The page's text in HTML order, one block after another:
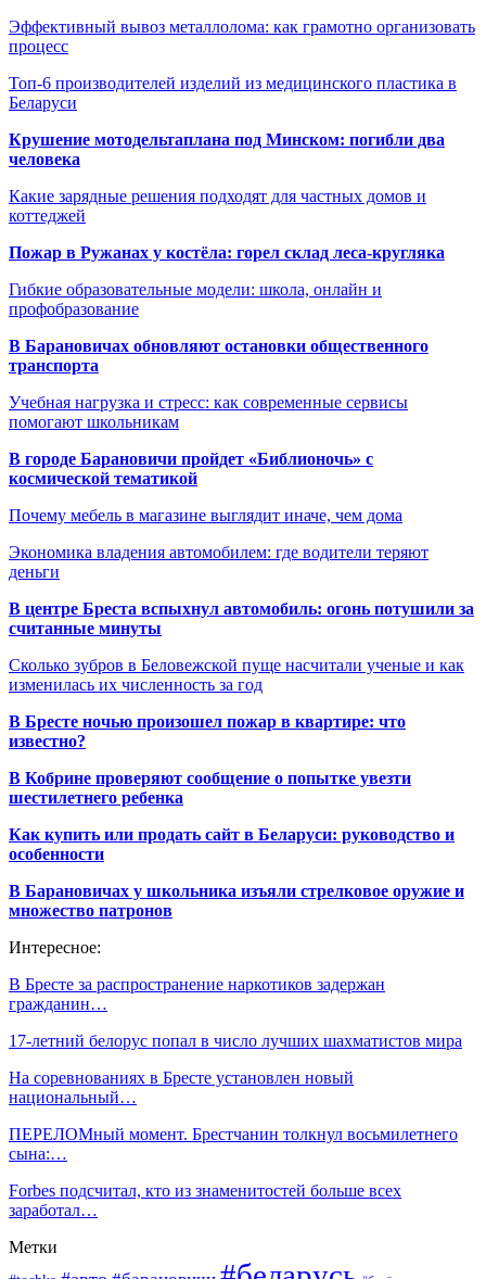
Эффективный вывоз металлолома: как грамотно организовать
процесс
Топ-6 производителей изделий из медицинского пластика в
Беларуси
Крушение мотодельтаплана под Минском: погибли два
человека
Какие зарядные решения подходят для частных домов и
коттеджей
Пожар в Ружанах у костёла: горел склад леса-кругляка
Гибкие образовательные модели: школа, онлайн и
профобразование
В Барановичах обновляют остановки общественного
транспорта
Учебная нагрузка и стресс: как современные сервисы
помогают школьникам
В городе Барановичи пройдет «Библионочь» с
космической тематикой
Почему мебель в магазине выглядит иначе, чем дома
Экономика владения автомобилем: где водители теряют
деньги
В центре Бреста вспыхнул автомобиль: огонь потушили за
считанные минуты
Сколько зубров в Беловежской пуще насчитали ученые и как
изменилась их численность за год
В Бресте ночью произошел пожар в квартире: что
известно?
В Кобрине проверяют сообщение о попытке увезти
шестилетнего ребенка
Как купить или продать сайт в Беларуси: руководство и
особенности
В Барановичах у школьника изъяли стрелковое оружие и
множество патронов
Интересное:
В Бресте за распространение наркотиков задержан
гражданин…
17-летний белорус попал в число лучших шахматистов мира
На соревнованиях в Бресте установлен новый
национальный…
ПЕРЕЛОМный момент. Брестчанин толкнул восьмилетнего
сына:…
Forbes подсчитал, кто из знаменитостей больше всех
заработал…
Метки